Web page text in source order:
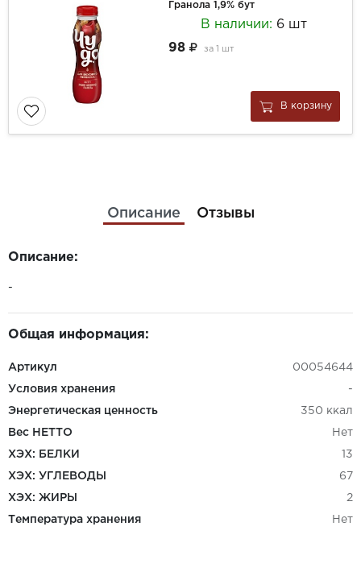
Гранола 1,9% бут
В наличии: 6 шт
98
за 1 шт
В корзину
Описание Отзывы
Описание:
-
Общая информация:
Артикул 00054644
Условия хранения -
Энергетическая ценность 350 ккал
Вес НЕТТО Нет
ХЭХ: БЕЛКИ 13
ХЭХ: УГЛЕВОДЫ 67
ХЭХ: ЖИРЫ 2
Температура хранения Нет